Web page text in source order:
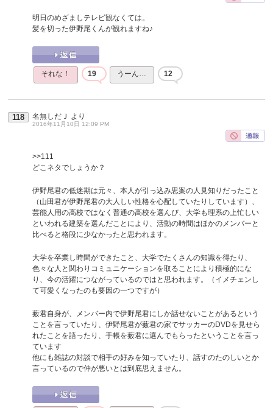
明日のめざましテレビ観なくては。
髪を切った伊野尾くんが観れますね♪
それな！ 19 うーん… 12
118 名無しだＪ より
2016年11月10日 12:09 PM
>>111
どこネタでしょうか？
伊野尾君の低迷期は元々、本人が引っ込み思案の人見知りだったこと
（山田君が伊野尾君の大人しい性格を心配していたりしています）、
芸能人用の高校ではなく普通の高校を選んび、大学も理系の上忙しい
といわれる建築を選んだことにより、活動の時間はほかのメンバーと
比べると格段に少なかったと思われます。
大学を卒業し時間ができたこと、大学でたくさんの知識を得たり、
色々な人と関わりコミュニケーションを取ることにより積極的にな
り、今の活躍につながっているのではと思われます。（イメチェンし
て可愛くなったのも要因の一つですが）
薮君自身が、メンバー内で伊野尾君にしか話せないことがあるという
ことを言っていたり、伊野尾君が薮君の家でサッカーのDVDを見せら
れたことを語ったり、手帳を薮君に選んでもらったということを言っ
ています
他にも雑誌の対談で相手の好みを知っていたり、話すのたのしいとか
言っているので仲が悪いとは到底思えません。